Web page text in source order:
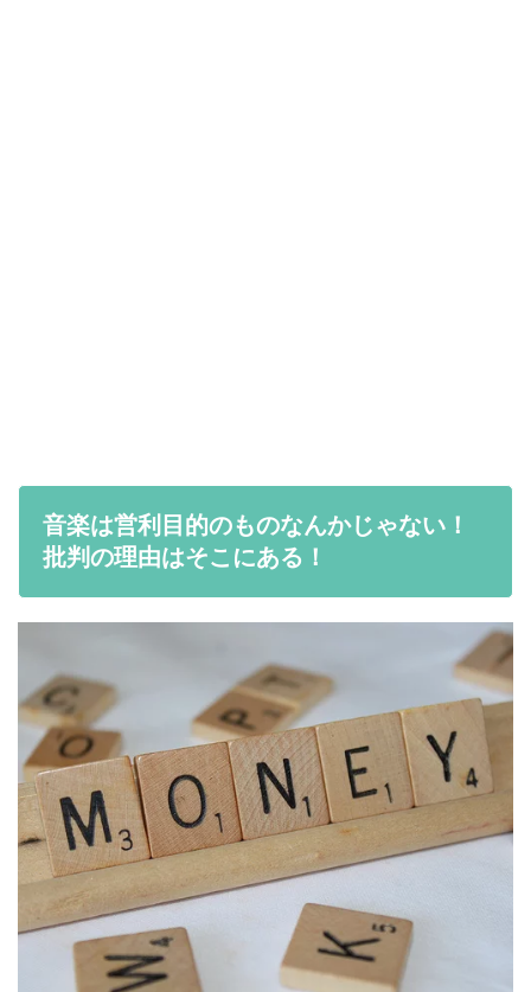
音楽は営利目的のものなんかじゃない！
批判の理由はそこにある！